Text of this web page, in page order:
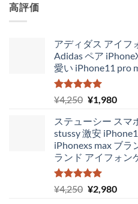
高評価
アディダス アイフ
Adidas ペア
愛い iPhone11 pro
5段階中
5.00
の評価
¥4,250 元
価
格
は
¥4,250
で
し
¥1,980現
の
価
格
は
で
ステューシー スマ
stussy 激安
iPhonexs max ブラ
ランド アイフォン
5段階中
5.00
の評価
¥4,250 元
¥2,980現